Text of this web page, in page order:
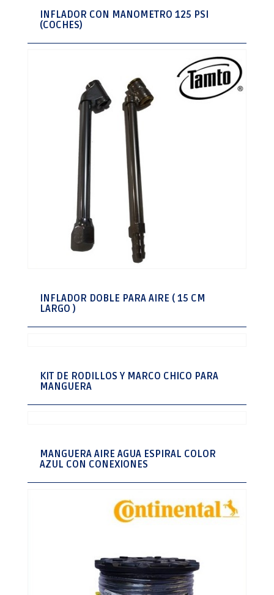
INFLADOR CON MANOMETRO 125 PSI
(COCHES)
INFLADOR DOBLE PARA AIRE ( 15 CM
LARGO )
KIT DE RODILLOS Y MARCO CHICO PARA
MANGUERA
MANGUERA AIRE AGUA ESPIRAL COLOR
AZUL CON CONEXIONES